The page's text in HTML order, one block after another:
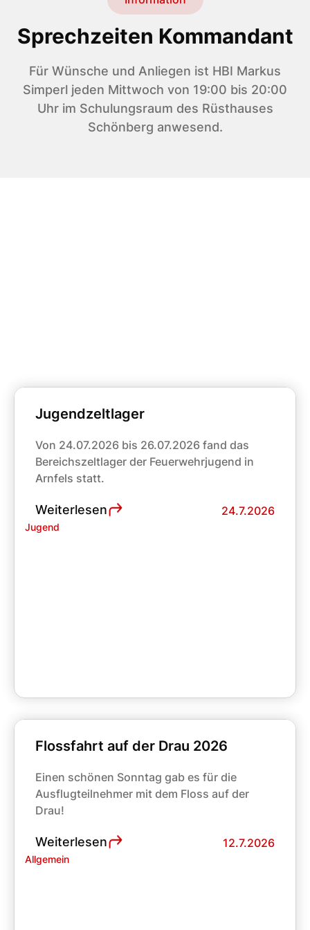
Sprechzeiten Kommandant
Für Wünsche und Anliegen ist HBI Markus
Simperl jeden Mittwoch von 19:00 bis 20:00
Uhr im Schulungsraum des Rüsthauses
Schönberg anwesend.
Jugend
Jugendzeltlager
Von 24.07.2026 bis 26.07.2026 fand das
Bereichszeltlager der Feuerwehrjugend in
Arnfels statt.
Weiterlesen 24.7.2026
Allgemein
Flossfahrt auf der Drau 2026
Einen schönen Sonntag gab es für die
Ausflugteilnehmer mit dem Floss auf der
Drau!
Weiterlesen 12.7.2026